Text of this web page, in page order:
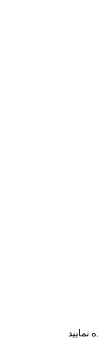
نمایید